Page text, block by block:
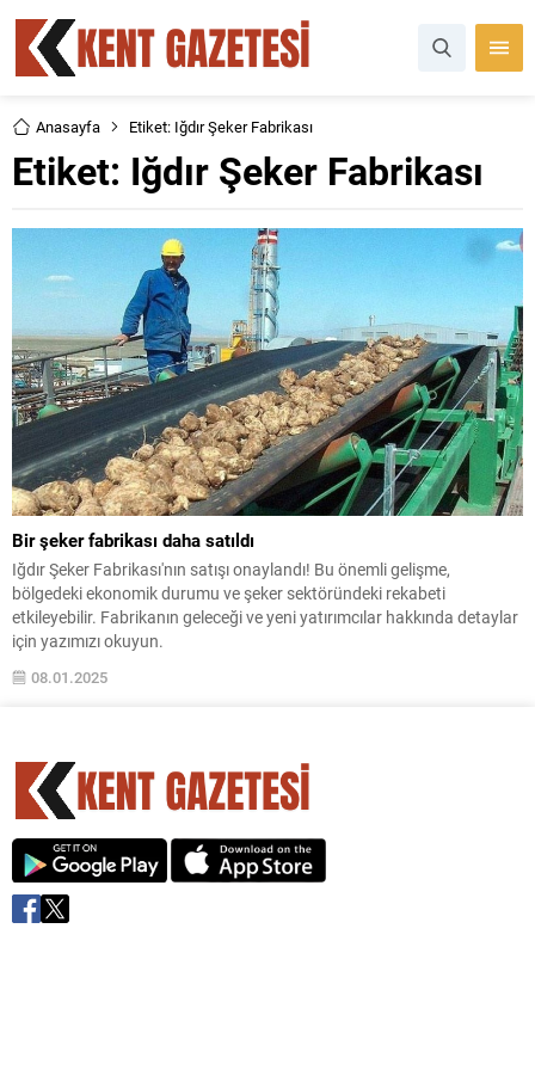
Anasayfa Etiket: Iğdır Şeker Fabrikası
Etiket: Iğdır Şeker Fabrikası
Bir şeker fabrikası daha satıldı
Iğdır Şeker Fabrikası'nın satışı onaylandı! Bu önemli gelişme,
bölgedeki ekonomik durumu ve şeker sektöründeki rekabeti
etkileyebilir. Fabrikanın geleceği ve yeni yatırımcılar hakkında detaylar
için yazımızı okuyun.
08.01.2025